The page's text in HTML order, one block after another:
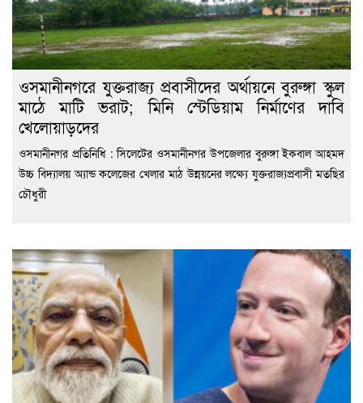
ওসমানীনগরে যুক্তরাজ্য প্রবাসীদের অর্থায়নে বুরুঙ্গা স্কুল
মাঠে মাটি ভরাট; মিনি স্টেডিয়াম নির্মাণের দাবি
খেলোয়াড়দের
ওসমানীনগর প্রতিনিধি : সিলেটের ওসমানীনগর উপজেলার বুরুঙ্গা ইকবাল আহমদ
উচ্চ বিদ্যালয় অ্যান্ড কলেজের খেলার মাঠ উন্নয়নের লক্ষ্যে যুক্তরাজ্যপ্রবাসী মতছির
চৌধুরী